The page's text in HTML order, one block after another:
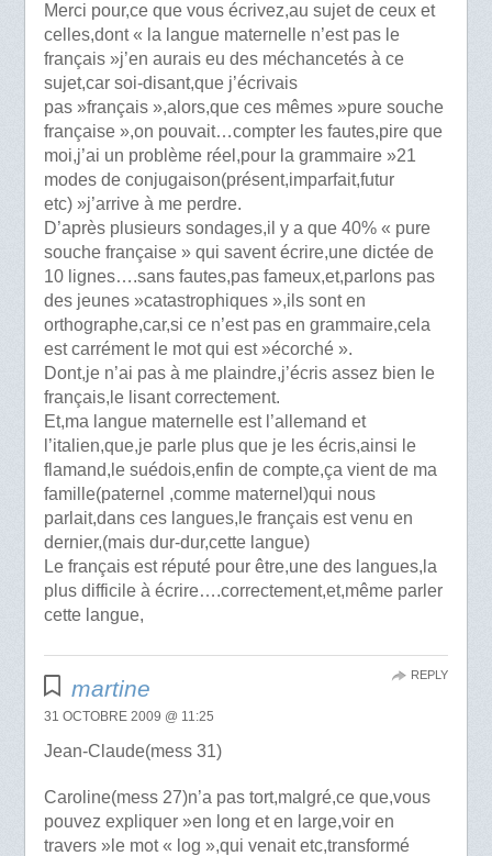
Merci pour,ce que vous écrivez,au sujet de ceux et
celles,dont « la langue maternelle n’est pas le
français »j’en aurais eu des méchancetés à ce
sujet,car soi-disant,que j’écrivais
pas »français »,alors,que ces mêmes »pure souche
française »,on pouvait…compter les fautes,pire que
moi,j’ai un problème réel,pour la grammaire »21
modes de conjugaison(présent,imparfait,futur
etc) »j’arrive à me perdre.
D’après plusieurs sondages,il y a que 40% « pure
souche française » qui savent écrire,une dictée de
10 lignes….sans fautes,pas fameux,et,parlons pas
des jeunes »catastrophiques »,ils sont en
orthographe,car,si ce n’est pas en grammaire,cela
est carrément le mot qui est »écorché ».
Dont,je n’ai pas à me plaindre,j’écris assez bien le
français,le lisant correctement.
Et,ma langue maternelle est l’allemand et
l’italien,que,je parle plus que je les écris,ainsi le
flamand,le suédois,enfin de compte,ça vient de ma
famille(paternel ,comme maternel)qui nous
parlait,dans ces langues,le français est venu en
dernier,(mais dur-dur,cette langue)
Le français est réputé pour être,une des langues,la
plus difficile à écrire….correctement,et,même parler
cette langue,
martine
31 OCTOBRE 2009 @ 11:25
Jean-Claude(mess 31)
Caroline(mess 27)n’a pas tort,malgré,ce que,vous
pouvez expliquer »en long et en large,voir en
travers »le mot « log »,qui venait etc,transformé
REPLY